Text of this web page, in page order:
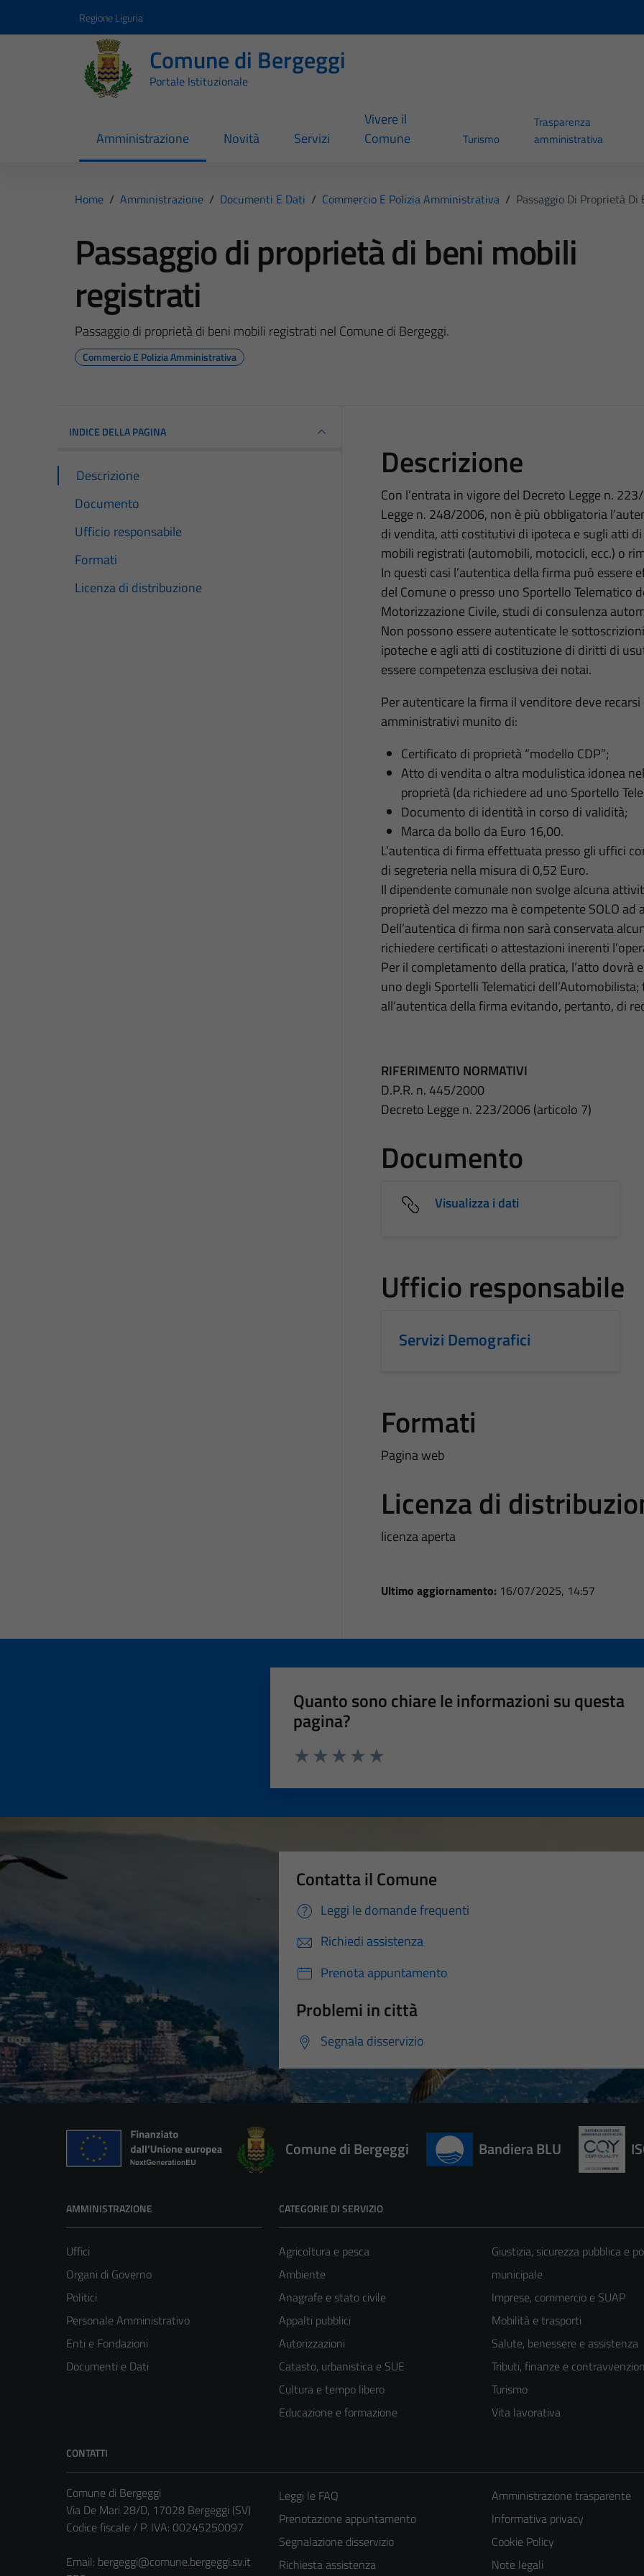
Regione Liguria
Comune di Bergeggi
Portale Istituzionale
Amministrazione Novità Servizi
Vivere il
Comune
Turismo
Trasparenza
amministrativa
Home / Amministrazione / Documenti E Dati / Commercio E Polizia Amministrativa / Passaggio Di Proprietà
Passaggio di proprietà di beni mobili
registrati
Passaggio di proprietà di beni mobili registrati nel Comune di Bergeggi.
Commercio E Polizia Amministrativa
INDICE DELLA PAGINA
Descrizione
Documento
Ufficio responsabile
Formati
Licenza di distribuzione
Descrizione
Con l’entrata in vigore del Decreto Legge n.
Legge n. 248/2006, non è più obbligatoria
di vendita, atti costitutivi di ipoteca e sugli atti
mobili registrati (automobili, motocicli, ecc.) o
In questi casi l’autentica della firma può
del Comune o presso uno Sportello Telematico
Motorizzazione Civile, studi di consulenza
Non possono essere autenticate le
ipoteche e agli atti di costituzione di diritti di
essere competenza esclusiva dei notai.
Per autenticare la firma il venditore deve
amministrativi munito di:
Certificato di proprietà “modello CDP”;
Atto di vendita o altra modulistica idonea
proprietà (da richiedere ad uno Sportello
Documento di identità in corso di validità;
Marca da bollo da Euro 16,00.
L’autentica di firma effettuata presso gli uffici
di segreteria nella misura di 0,52 Euro.
Il dipendente comunale non svolge alcuna
proprietà del mezzo ma è competente SOLO
Dell’autentica di firma non sarà conservata
richiedere certificati o attestazioni inerenti
Per il completamento della pratica, l’atto dovrà
uno degli Sportelli Telematici
all’autentica della firma evitando, pertanto, di
RIFERIMENTO NORMATIVI
D.P.R. n. 445/2000
Decreto Legge n. 223/2006 (articolo 7)
Documento
Visualizza i dati
Ufficio responsabile
Servizi Demografici
Formati
Pagina web
Licenza di
licenza aperta
Ultimo aggiornamento: 16/07/2025, 14:57
Quanto sono chiare le informazioni su questa
pagina?
Contatta il Comune
Leggi le domande frequenti
Richiedi assistenza
Prenota appuntamento
Problemi in città
Segnala disservizio
Comune di Bergeggi Bandiera BLU
AMMINISTRAZIONE
Uffici
Organi di Governo
Politici
Personale Amministrativo
Enti e Fondazioni
Documenti e Dati
CATEGORIE DI SERVIZIO
Agricoltura e pesca
Ambiente
Anagrafe e stato civile
Appalti pubblici
Autorizzazioni
Catasto, urbanistica e SUE
Cultura e tempo libero
Educazione e formazione
Giustizia, sicurezza pubblica e
municipale
Imprese, commercio e SUAP
Mobilità e trasporti
Salute, benessere e assistenza
Tributi, finanze e
Turismo
Vita lavorativa
CONTATTI
Comune di Bergeggi
Via De Mari 28/D, 17028 Bergeggi (SV)
Codice fiscale / P. IVA: 00245250097
Email: bergeggi@comune.bergeggi.sv.it
Leggi le FAQ
Prenotazione appuntamento
Segnalazione disservizio
Richiesta assistenza
Amministrazione trasparente
Informativa privacy
Cookie Policy
Note legali
Tecnici
Questi cookie
sono necessari
per il